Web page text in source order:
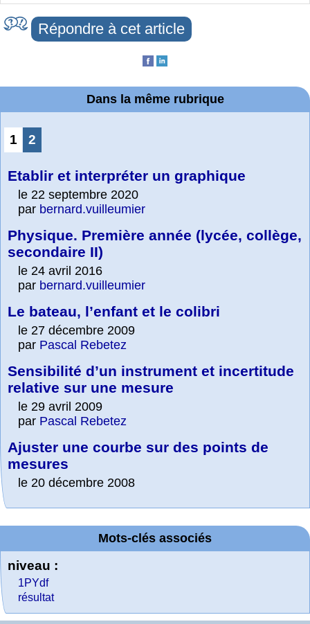
Répondre à cet article
Dans la même rubrique
1 2
Etablir et interpréter un graphique
le 22 septembre 2020
par bernard.vuilleumier
Physique. Première année (lycée, collège,
secondaire II)
le 24 avril 2016
par bernard.vuilleumier
Le bateau, l’enfant et le colibri
le 27 décembre 2009
par Pascal Rebetez
Sensibilité d’un instrument et incertitude
relative sur une mesure
le 29 avril 2009
par Pascal Rebetez
Ajuster une courbe sur des points de
mesures
le 20 décembre 2008
Mots-clés associés
niveau :
1PYdf
résultat